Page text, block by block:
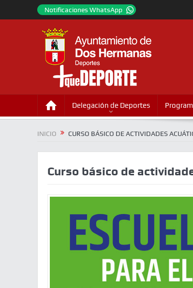
Notificaciones WhatsApp
Delegación de Deportes
INICIO CURSO BÁSICO DE ACTIVIDADES
Curso básico de